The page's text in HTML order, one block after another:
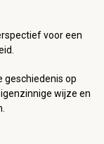
voor een
geschiedenis op
wijze en